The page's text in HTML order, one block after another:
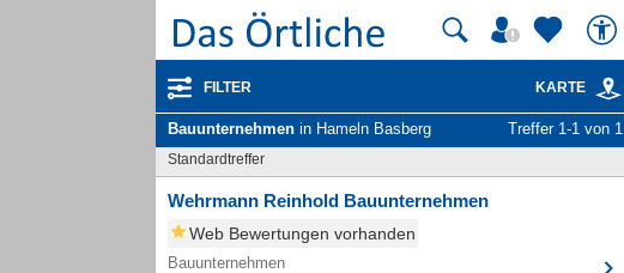
FILTER KARTE
Bauunternehmen in Hameln Basberg Treffer 1-1 von 1
Standardtreffer
Wehrmann Reinhold Bauunternehmen
Web Bewertungen vorhanden
Bauunternehmen